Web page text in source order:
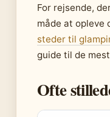
For rejsende,
måde at opleve
steder til
guide til de
Ofte